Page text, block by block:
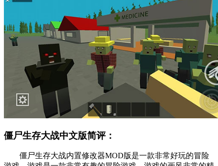
僵尸生存大战中文版简评：
僵尸生存大战内置修改器MOD版是一款非常好玩的冒险